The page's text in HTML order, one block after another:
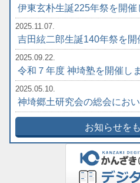
伊東玄朴生誕225年祭を開催
2025.11.07.
吉田絃二郎生誕140年祭を開
2025.09.22.
令和７年度 神埼塾を開催しま
2025.05.10.
神埼郷土研究会の総会にお
お知らせを